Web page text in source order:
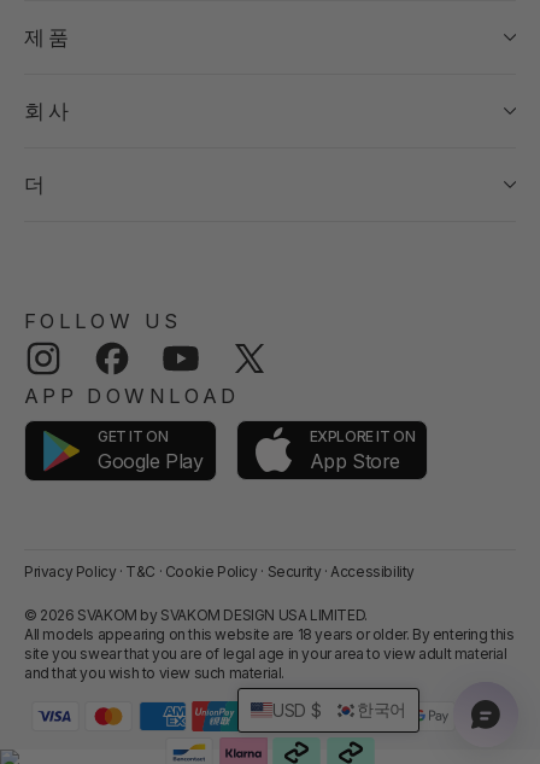
제품
회사
더
FOLLOW US
Instagram Facebook YouTube
APP DOWNLOAD
GET IT ON
Google Play
EXPLORE IT ON
App Store
Privacy Policy · T&C · Cookie Policy · Security · Accessibility
© 2026 SVAKOM by SVAKOM DESIGN USA LIMITED.
All models appearing on this website are 18 years or older. By entering this
site you swear that you are of legal age in your area to view adult material
and that you wish to view such material.
USD $ 한국어